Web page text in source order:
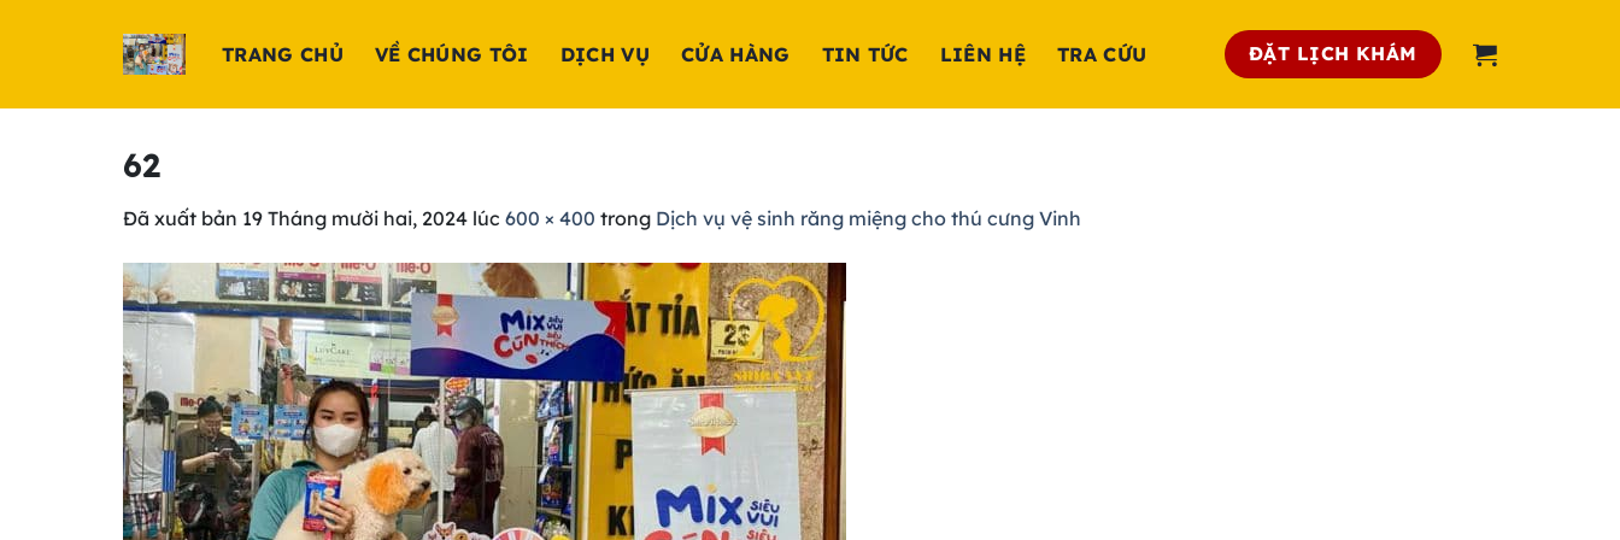
dung
TRANG CHỦ VỀ CHÚNG TÔI DỊCH VỤ CỬA HÀNG TIN TỨC LIÊN HỆ TRA CỨU ĐẶT LỊCH KHÁM
62
Đã xuất bản 19 Tháng mười hai, 2024 lúc 600 × 400 trong Dịch vụ vệ sinh răng miệng cho thú cưng Vinh